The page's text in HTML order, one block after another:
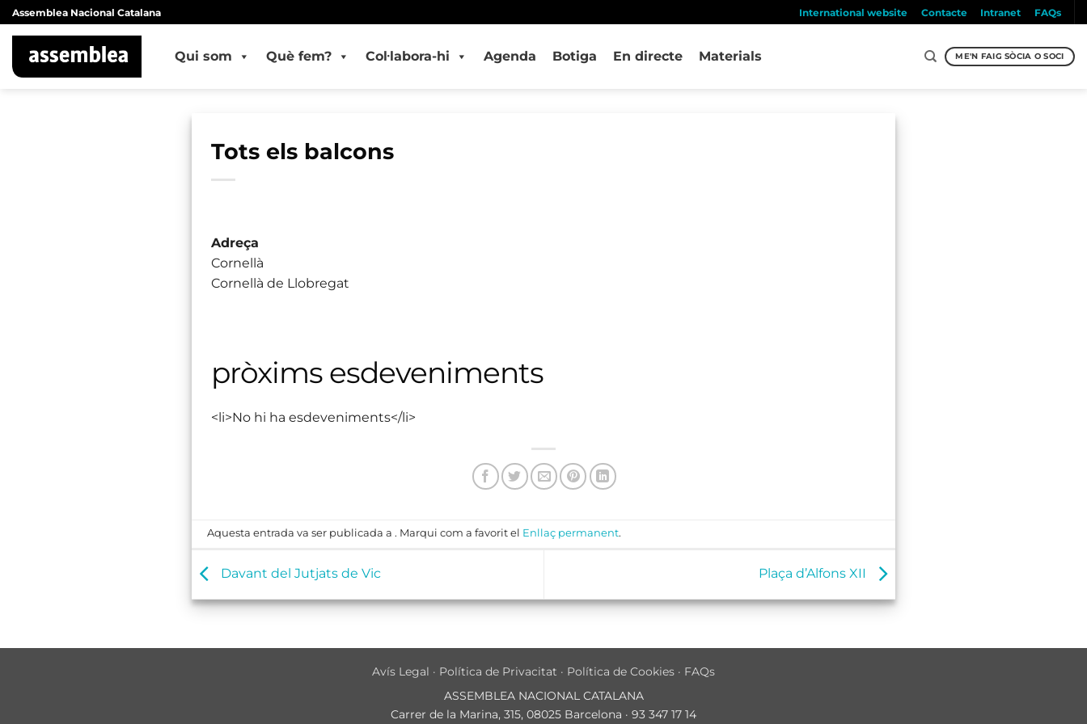
Skip
to
content
Assemblea Nacional Catalana International website Contacte Intranet FAQs
Qui som Què fem? Col·labora-hi Agenda Botiga En directe Materials ME'N FAIG SÒCIA O SOCI
Tots els balcons
Adreça
Cornellà
Cornellà de Llobregat
pròxims esdeveniments
<li>No hi ha esdeveniments</li>
Aquesta entrada va ser publicada a . Marqui com a favorit el Enllaç permanent.
Davant del Jutjats de Vic Plaça d’Alfons XII
Avís Legal · Política de Privacitat · Política de Cookies · FAQs
ASSEMBLEA NACIONAL CATALANA
Carrer de la Marina, 315, 08025 Barcelona · 93 347 17 14